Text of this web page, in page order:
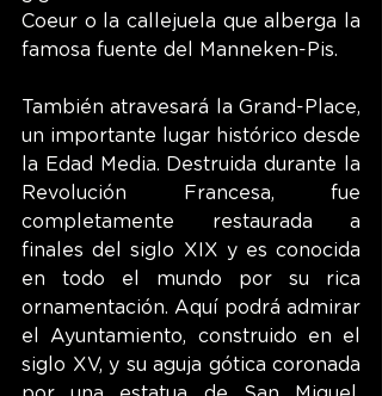
Coeur o la callejuela que alberga la
famosa fuente del Manneken-Pis.
También atravesará la Grand-Place,
un importante lugar histórico desde
la Edad Media. Destruida durante la
Revolución Francesa, fue
completamente restaurada a
finales del siglo XIX y es conocida
en todo el mundo por su rica
ornamentación. Aquí podrá admirar
el Ayuntamiento, construido en el
siglo XV, y su aguja gótica coronada